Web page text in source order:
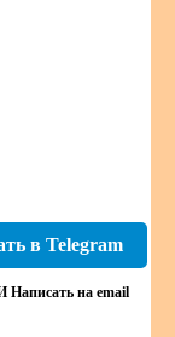
в Telegram
Написать на email